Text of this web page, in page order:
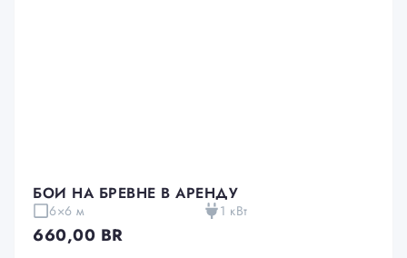
БОИ НА БРЕВНЕ В АРЕНДУ
6×6 м 1 кВт
660,00 BR